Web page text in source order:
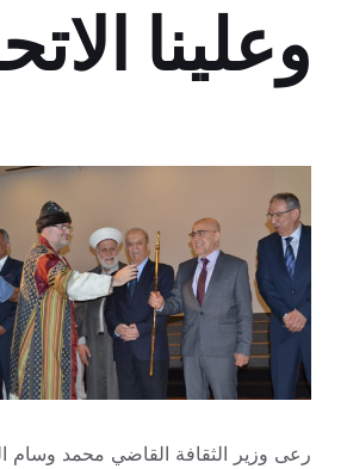
وعلينا
رعى وزير الثقافة القاضي محمد وسام